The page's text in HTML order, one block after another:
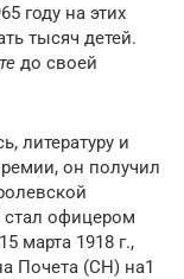
году на этих
тысяч детей.
до своей
литературу и
он получил
стал офицером
марта 1918 г.,
Почета (CH) на1